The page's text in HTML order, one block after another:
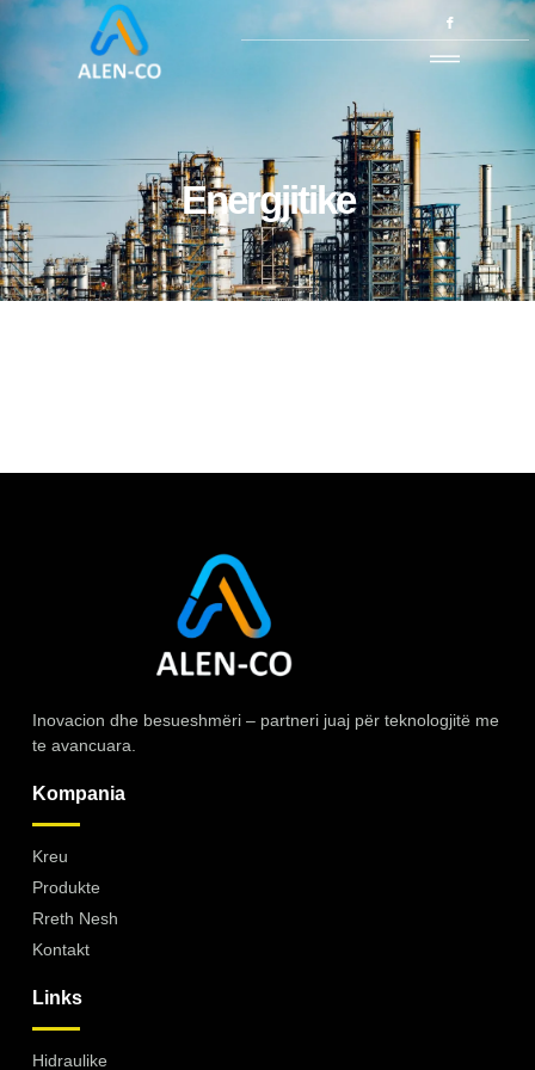
Energjitike
Inovacion dhe besueshmëri – partneri juaj për teknologjitë me
te avancuara.
Kompania
Kreu
Produkte
Rreth Nesh
Kontakt
Links
Hidraulike